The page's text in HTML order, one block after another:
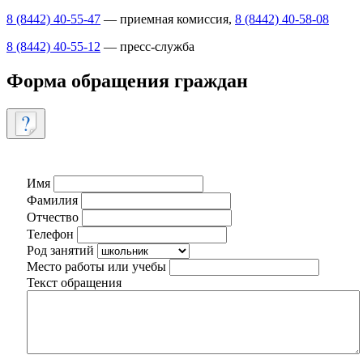
8 (8442) 40-55-47 — приемная комиссия, 8 (8442) 40-58-08
8 (8442) 40-55-12 — пресс-служба
Форма обращения граждан
Имя
Фамилия
Отчество
Телефон
Род занятий
Место работы или учебы
Текст обращения